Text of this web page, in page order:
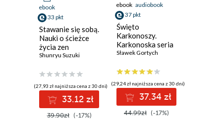
ebook
33 pkt
Stawanie się sobą.
Nauki o ścieżce
życia zen
Shunryu Suzuki
(27,93 zł najniższa cena z 30 dni)
33.12 zł
39.90zł (-17%)
ebook audiobook
37 pkt
Święto
Karkonoszy.
Karkonoska seria
kryminalna. Tom 5
Sławek Gortych
(29,24 zł najniższa cena z 30 dni)
37.34 zł
44.99zł (-17%)